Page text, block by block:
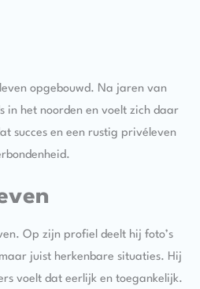
opgebouwd. Na jaren van
in het noorden en voelt zich daar
succes en een rustig privéleven
Op zijn profiel deelt hij foto’s
juist herkenbare situaties. Hij
voelt dat eerlijk en toegankelijk.